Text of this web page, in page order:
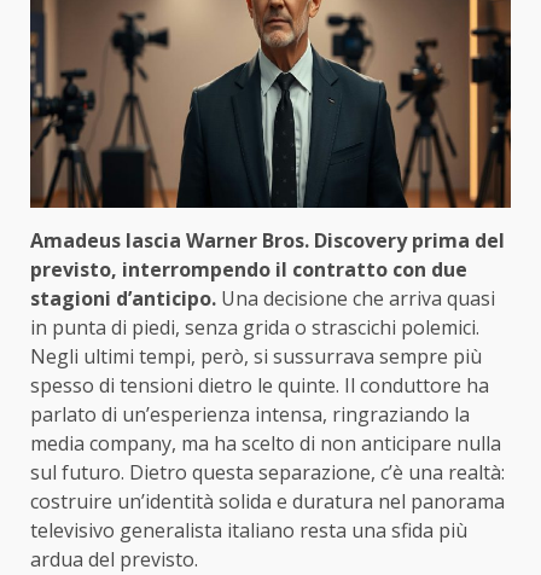
Amadeus lascia Warner Bros. Discovery prima del
previsto, interrompendo il contratto con due
stagioni d’anticipo. Una decisione che arriva quasi
in punta di piedi, senza grida o strascichi polemici.
Negli ultimi tempi, però, si sussurrava sempre più
spesso di tensioni dietro le quinte. Il conduttore ha
parlato di un’esperienza intensa, ringraziando la
media company, ma ha scelto di non anticipare nulla
sul futuro. Dietro questa separazione, c’è una realtà:
costruire un’identità solida e duratura nel panorama
televisivo generalista italiano resta una sfida più
ardua del previsto.